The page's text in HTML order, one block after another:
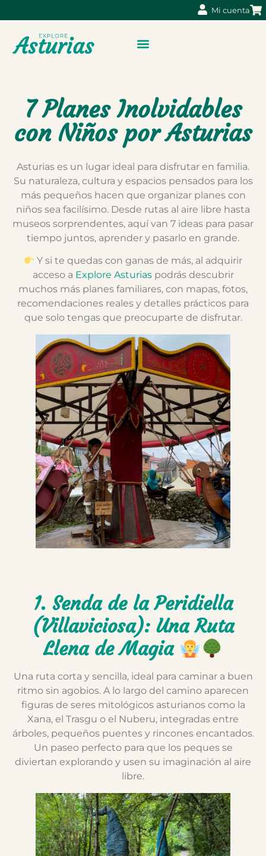
Mi cuenta
7 Planes Inolvidables
con Niños por Asturias
Asturias es un lugar ideal para disfrutar en familia.
Su naturaleza, cultura y espacios pensados para los
más pequeños hacen que organizar planes con
niños sea facilísimo. Desde rutas al aire libre hasta
museos sorprendentes, aquí van 7 ideas para pasar
tiempo juntos, aprender y pasarlo en grande.
Y si te quedas con ganas de más, al adquirir
acceso a Explore Asturiaspodrás descubrir
muchos más planes familiares, con mapas, fotos,
recomendaciones reales y detalles prácticos para
que solo tengas que preocuparte de disfrutar.
1. Senda de la Peridiella
(Villaviciosa): Una Ruta
Llena de Magia
Una ruta corta y sencilla, ideal para caminar a buen
ritmo sin agobios. A lo largo del camino aparecen
figuras de seres mitológicos asturianos como la
Xana, el Trasgu o el Nuberu, integradas entre
árboles, pequeños puentes y rincones encantados.
Un paseo perfecto para que los peques se
diviertan explorando y usen su imaginación al aire
libre.